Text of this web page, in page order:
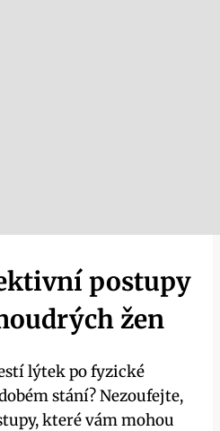
postupy
​žen
lýtek⁣ po fyzické
stání?‍ Nezoufejte,
které vám ‌mohou